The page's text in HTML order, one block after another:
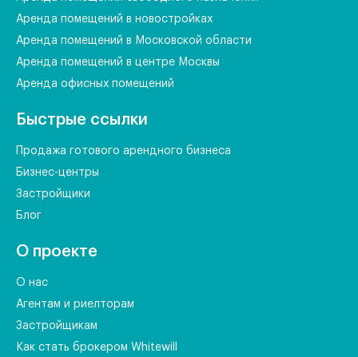
Аренда помещений в новостройках
Аренда помещений в Московской области
Аренда помещений в центре Москвы
Аренда офисных помещений
Быстрые ссылки
Продажа готового арендного бизнеса
Бизнес-центры
Застройщики
Блог
О проекте
О нас
Агентам и риелторам
Застройщикам
Как стать брокером Whitewill